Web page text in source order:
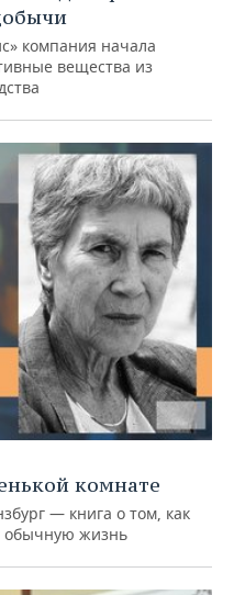
компания начала
вещества из
комнате
— книга о том, как
обычную жизнь